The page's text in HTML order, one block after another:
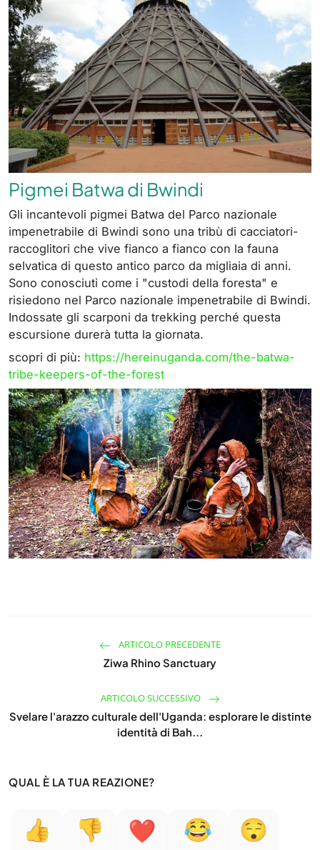
Pigmei Batwa di Bwindi
Gli incantevoli pigmei Batwa del Parco nazionale
impenetrabile di Bwindi sono una tribù di cacciatori-
raccoglitori che vive fianco a fianco con la fauna
selvatica di questo antico parco da migliaia di anni.
Sono conosciuti come i "custodi della foresta" e
risiedono nel Parco nazionale impenetrabile di Bwindi.
Indossate gli scarponi da trekking perché questa
escursione durerà tutta la giornata.
scopri di più: https://hereinuganda.com/the-batwa-
tribe-keepers-of-the-forest
ARTICOLO PRECEDENTE
Ziwa Rhino Sanctuary
ARTICOLO SUCCESSIVO
Svelare l'arazzo culturale dell'Uganda: esplorare le distinte
identità di Bah...
QUAL È LA TUA REAZIONE?